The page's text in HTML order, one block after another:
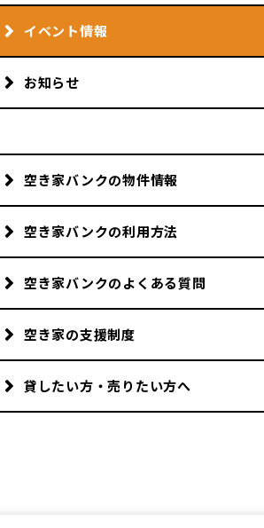
イベント情報
お知らせ
空き家バンクの物件情報
空き家バンクの利用方法
空き家バンクのよくある質問
空き家の支援制度
貸したい方・売りたい方へ